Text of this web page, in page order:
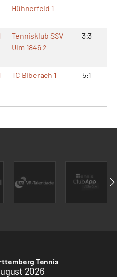
Hühnerfeld 1
Tennisklub SSV
Ulm 1846 2
3:3
TC Biberach 1 5:1
Tennis
2026